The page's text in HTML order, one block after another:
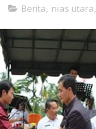
Berita, nias utara,